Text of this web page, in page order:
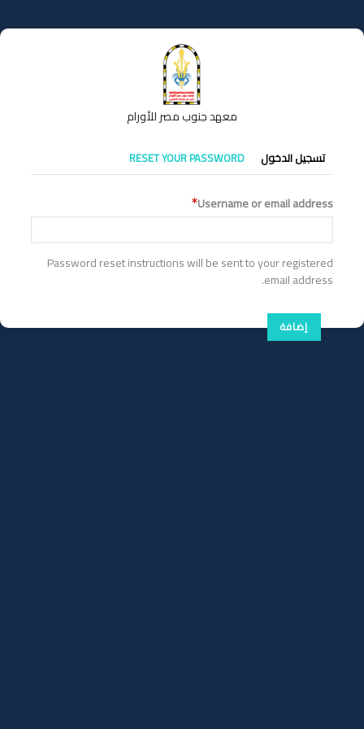
إلى
المحتوى
معهد جنوب مصر للأورام
التبويبات
الأساسية
تسجيل الدخول RESET YOUR PASSWORD
Username or email address
Password reset instructions will be sent to your registered
email address.